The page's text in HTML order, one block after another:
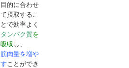
目的に合わせ
て摂取するこ
とで効率よく
タ ンパク質を
吸収 し、
筋肉量を増や
す ことができ